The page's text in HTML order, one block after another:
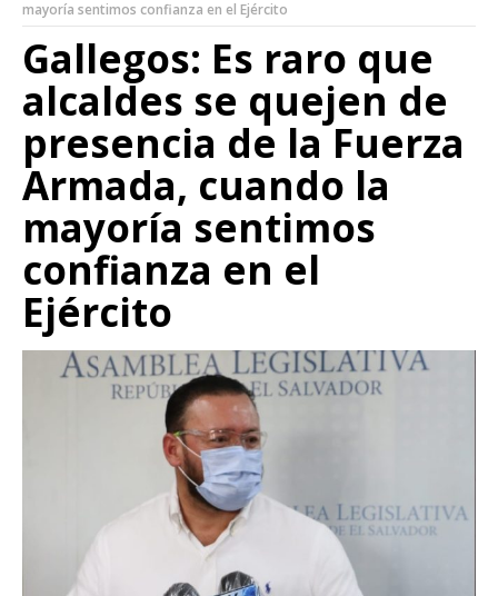
mayoría sentimos confianza en el Ejército
Gallegos: Es raro que
alcaldes se quejen de
presencia de la Fuerza
Armada, cuando la
mayoría sentimos
confianza en el
Ejército